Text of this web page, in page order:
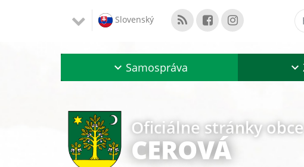
Slovenský
Samospráva
Oficiálne stránky obce
CEROVÁ